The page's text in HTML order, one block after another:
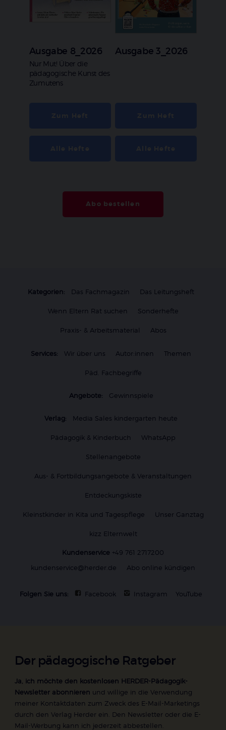
Ausgabe 8_2026
:
Nur Mut! Über die
pädagogische Kunst des
Zumutens
Ausgabe 3_2026
Abo bestellen
Kategorien: Das Fachmagazin Das Leitungsheft
Wenn Eltern Rat suchen Sonderhefte
Praxis- & Arbeitsmaterial Abos
Services: Wir über uns Autor:innen Themen
Päd. Fachbegriffe
Angebote: Gewinnspiele
Verlag: Media Sales kindergarten heute
Pädagogik & Kinderbuch WhatsApp
Stellenangebote
Aus- & Fortbildungsangebote & Veranstaltungen
Entdeckungskiste
Kleinstkinder in Kita und Tagespflege Unser Ganztag
kizz Elternwelt
Kundenservice +49 761 2717200
kundenservice@herder.de
Abo online kündigen
Folgen Sie uns: Facebook Instagram YouTube
Der pädagogische Ratgeber
Ja, ich möchte den kostenlosen HERDER-Pädagogik-
Newsletter abonnieren und willige in die Verwendung
meiner Kontaktdaten zum Zweck des E-Mail-Marketings
durch den Verlag Herder ein. Den Newsletter oder die E-
Mail-Werbung kann ich jederzeit abbestellen.